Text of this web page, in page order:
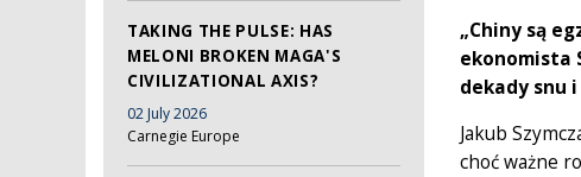
TAKING THE PULSE: HAS
MELONI BROKEN MAGA'S
CIVILIZATIONAL AXIS?
02 July 2026
Carnegie Europe
„Chiny są
ekonomista
dekady snu
Jakub
choć ważne